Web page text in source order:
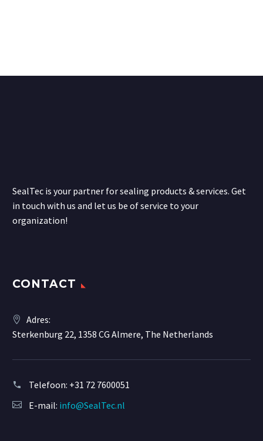
SealTec is your partner for sealing products & services. Get
in touch with us and let us be of service to your
organization!
CONTACT
Adres:
Sterkenburg 22, 1358 CG Almere, The Netherlands
Telefoon: +31 72 7600051
E-mail: info@SealTec.nl